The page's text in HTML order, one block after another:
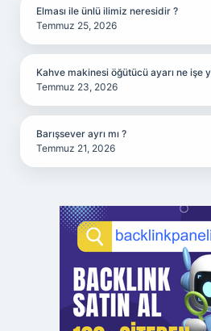
Elması ile ünlü ilimiz neresidir ?
Temmuz 25, 2026
Kahve makinesi öğütücü ayarı ne işe
Temmuz 23, 2026
Barışsever ayrı mı ?
Temmuz 21, 2026